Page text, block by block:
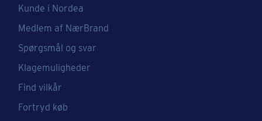
Kunde i Nordea
Medlem af NærBrand
Spørgsmål og svar
Klagemuligheder
Find vilkår
Fortryd køb